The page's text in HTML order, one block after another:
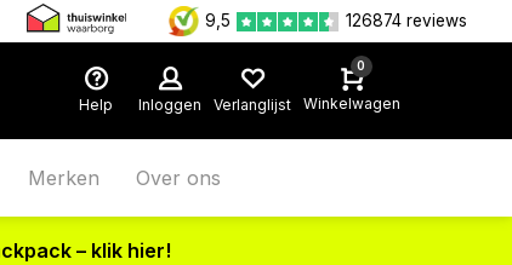
9,5 126874 reviews
Help Inloggen Verlanglijst
0
Winkelwagen
Merken Over ons
– klik hier!